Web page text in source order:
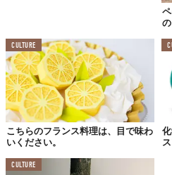
コレ、ちょっとでも誤ってしまっ
くと、その繊細さがよく分かる。
のに、数時間かかることもあるみた
なる作業だよなぁ。
CULTURE
こちらのフランス料理は、目で味わ
いください。
CULTURE